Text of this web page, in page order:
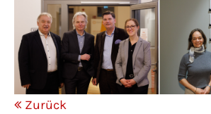
Zurück